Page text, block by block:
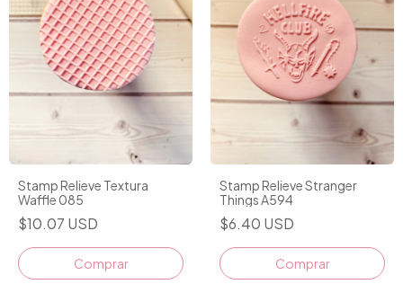
Stamp Relieve Textura
Waffle 085
$10.07 USD
Comprar
Stamp Relieve Stranger
Things A594
$6.40 USD